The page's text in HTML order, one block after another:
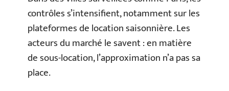
contrôles s’intensifient, notamment sur les
plateformes de location saisonnière. Les
acteurs du marché le savent : en matière
de sous-location, l’approximation n’a pas sa
place.